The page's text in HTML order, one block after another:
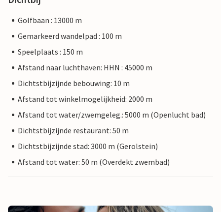
Golfbaan : 13000 m
Gemarkeerd wandelpad : 100 m
Speelplaats : 150 m
Afstand naar luchthaven: HHN : 45000 m
Dichtstbijzijnde bebouwing: 10 m
Afstand tot winkelmogelijkheid: 2000 m
Afstand tot water/zwemgeleg.: 5000 m (Openlucht bad)
Dichtstbijzijnde restaurant: 50 m
Dichtstbijzijnde stad: 3000 m (Gerolstein)
Afstand tot water: 50 m (Overdekt zwembad)